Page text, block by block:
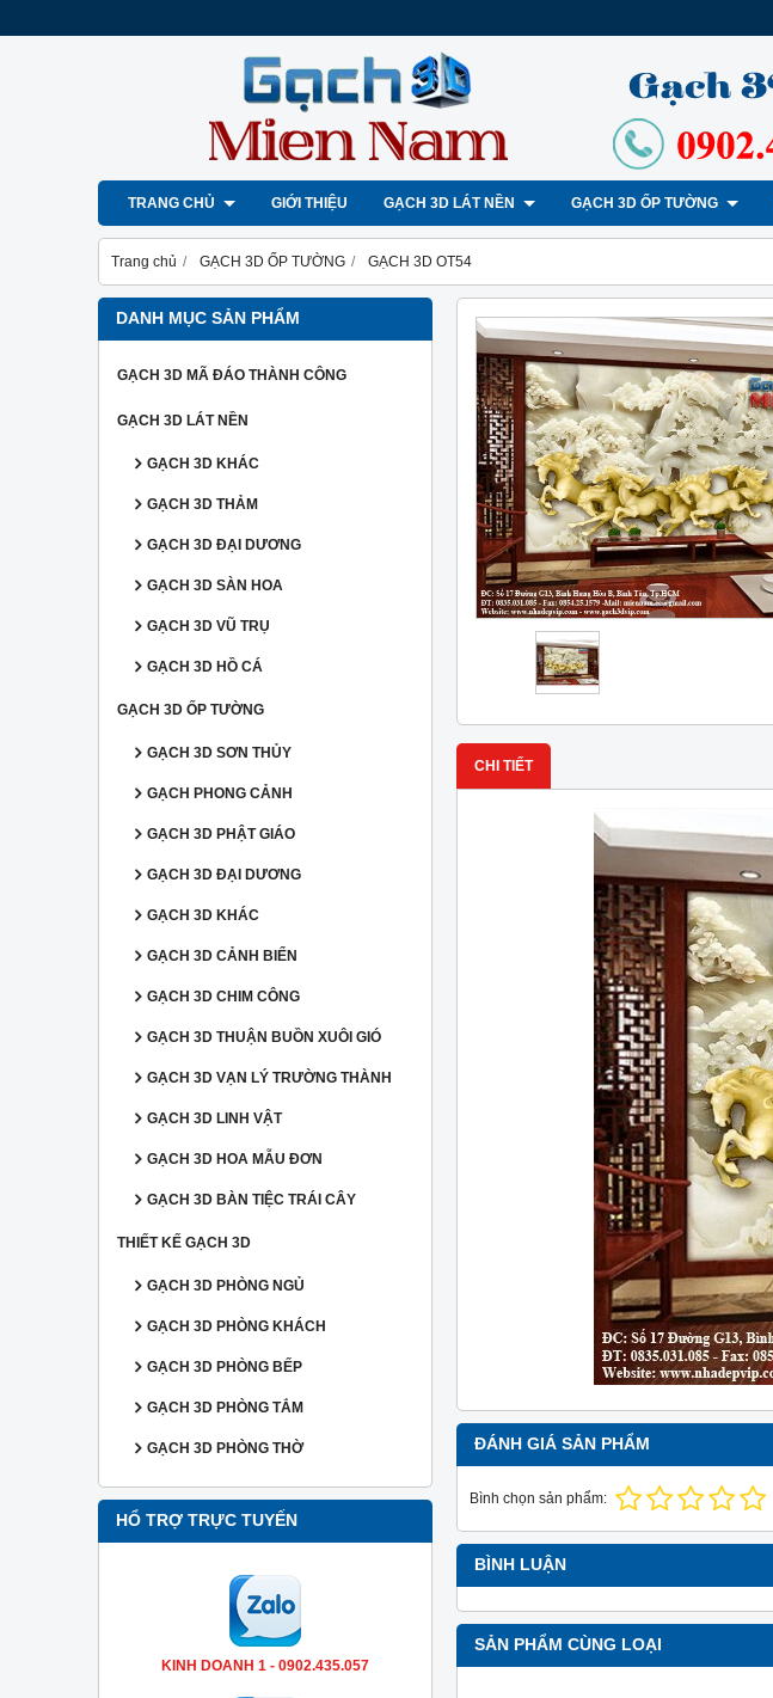
TRANG CHỦ GIỚI THIỆU GẠCH 3D LÁT NỀN GẠCH 3D ỐP TƯỜNG
Trang chủ GẠCH 3D ỐP TƯỜNG GẠCH 3D OT54
DANH MỤC SẢN PHẨM
GẠCH 3D MÃ ĐÁO THÀNH CÔNG
GẠCH 3D LÁT NỀN
GẠCH 3D KHÁC
GẠCH 3D THẢM
GẠCH 3D ĐẠI DƯƠNG
GẠCH 3D SÀN HOA
GẠCH 3D VŨ TRỤ
GẠCH 3D HỒ CÁ
GẠCH 3D ỐP TƯỜNG
GẠCH 3D SƠN THỦY
GẠCH PHONG CẢNH
GẠCH 3D PHẬT GIÁO
GẠCH 3D ĐẠI DƯƠNG
GẠCH 3D KHÁC
GẠCH 3D CẢNH BIỂN
GẠCH 3D CHIM CÔNG
GẠCH 3D THUẬN BUỒN XUÔI GIÓ
GẠCH 3D VẠN LÝ TRƯỜNG THÀNH
GẠCH 3D LINH VẬT
GẠCH 3D HOA MẪU ĐƠN
GẠCH 3D BÀN TIỆC TRÁI CÂY
THIẾT KẾ GẠCH 3D
GẠCH 3D PHÒNG NGỦ
GẠCH 3D PHÒNG KHÁCH
GẠCH 3D PHÒNG BẾP
GẠCH 3D PHÒNG TẮM
GẠCH 3D PHÒNG THỜ
HỔ TRỢ TRỰC TUYẾN
KINH DOANH 1 - 0902.435.057
CHI TIẾT
ĐÁNH GIÁ SẢN PHẨM
Bình chọn sản phẩm:
BÌNH LUẬN
SẢN PHẨM CÙNG LOẠI